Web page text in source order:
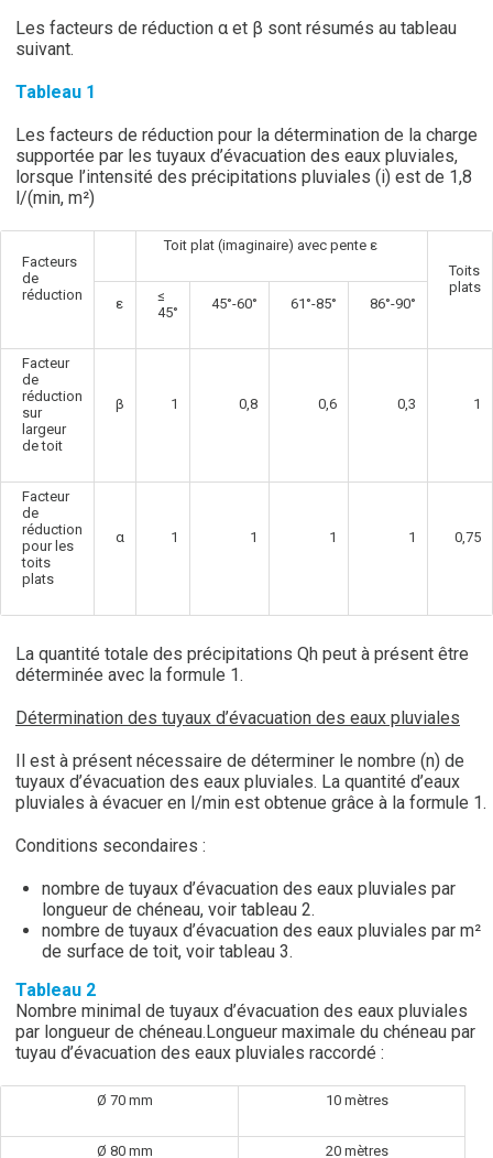
Les facteurs de réduction α et β sont résumés au tableau
suivant.
Tableau 1
Les facteurs de réduction pour la détermination de la charge
supportée par les tuyaux d’évacuation des eaux pluviales,
lorsque l’intensité des précipitations pluviales (i) est de 1,8
l/(min, m²)
Facteurs
de
réduction
Toit plat (imaginaire) avec pente ε
Toits
plats
ε
≤
45°
45°-60° 61°-85° 86°-90°
Facteur
de
réduction
sur
largeur
de toit
β 1 0,8 0,6 0,3 1
Facteur
de
réduction
pour les
toits
plats
α 1 1 1 1 0,75
La quantité totale des précipitations Qh peut à présent être
déterminée avec la formule 1.
Détermination des tuyaux d’évacuation des eaux pluviales
Il est à présent nécessaire de déterminer le nombre (n) de
tuyaux d’évacuation des eaux pluviales. La quantité d’eaux
pluviales à évacuer en l/min est obtenue grâce à la formule 1.
Conditions secondaires :
nombre de tuyaux d’évacuation des eaux pluviales par
longueur de chéneau, voir tableau 2.
nombre de tuyaux d’évacuation des eaux pluviales par m²
de surface de toit, voir tableau 3.
Tableau 2
Nombre minimal de tuyaux d’évacuation des eaux pluviales
par longueur de chéneau.Longueur maximale du chéneau par
tuyau d’évacuation des eaux pluviales raccordé :
Ø 70 mm 10 mètres
Ø 80 mm 20 mètres